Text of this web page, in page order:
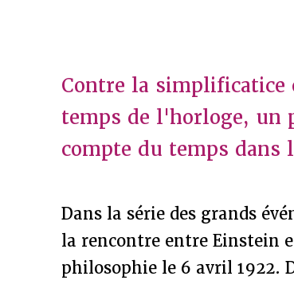
Contre la simplificatice
temps de l'horloge, un
compte du temps dans
Dans la série des grands
la rencontre entre Einstein
philosophie le 6 avril 1922.